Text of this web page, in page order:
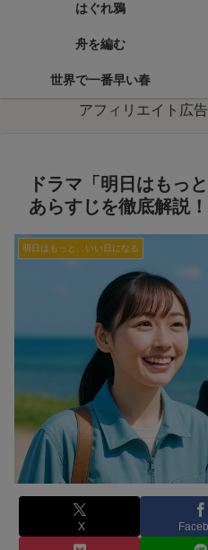
はぐれ鴉
舟を編む
世界で一番早い春
アフィリエイト広
ドラマ「明日はもっ
あらすじを徹底解説！
明日はもっと、いい日になる
X